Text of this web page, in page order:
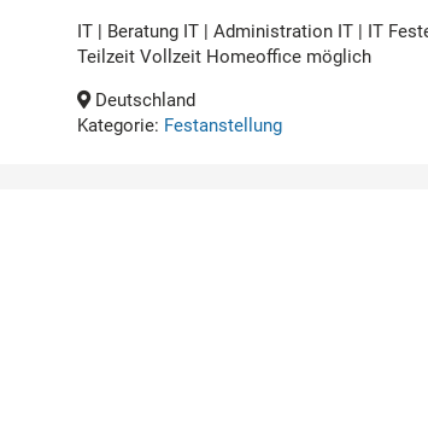
IT | Beratung IT | Administration IT | IT
Teilzeit Vollzeit Homeoffice möglich
Deutschland
Kategorie: Festanstellung